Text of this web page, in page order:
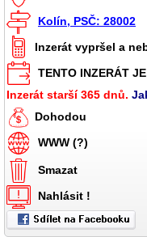
Kolín, PSČ: 28002
Inzerát vypršel a
TENTO INZERÁT
Inzerát starší 365 dnů.
Dohodou
WWW (?)
Smazat
Nahlásit !